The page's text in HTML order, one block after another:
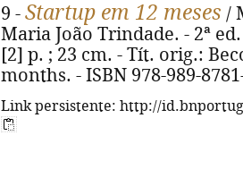
9 - Startup em 12 meses /
Maria João Trindade. - 2ª
[2] p. ; 23 cm. - Tít. orig.:
months. - ISBN 978-989-
Link persistente: http://